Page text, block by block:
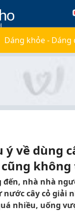
Dáng khỏe - Dáng
về dùng
đến, nhà nhà
nước cây cỏ giải
nhiều, uống